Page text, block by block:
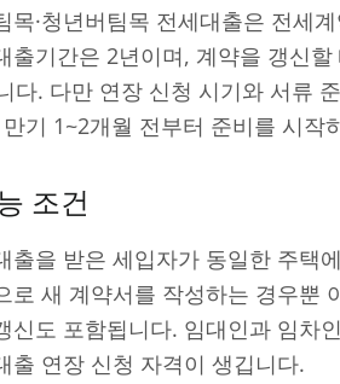
목·청년버팀목 전세대출은 전세
출기간은 2년이며, 계약을 갱신
다. 다만 연장 신청 시기와 서류
기 1~2개월 전부터 준비를 시작
조건
출을 받은 세입자가 동일한 주택
로 새 계약서를 작성하는 경우뿐
신도 포함됩니다. 임대인과 임차
출 연장 신청 자격이 생깁니다.